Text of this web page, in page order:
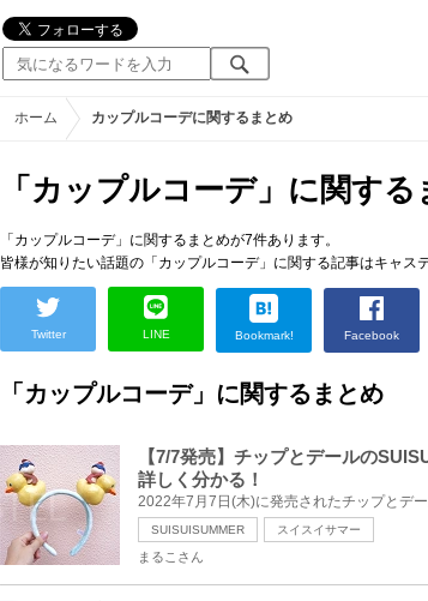
ホーム カップルコーデに関するまとめ
「カップルコーデ」に関する
「カップルコーデ」に関するまとめが7件あります。
皆様が知りたい話題の「カップルコーデ」に関する記事はキャス
Twitter LINE Bookmark! Facebook
「カップルコーデ」に関するまとめ
【7/7発売】チップとデールの
詳しく分かる！
SUISUISUMMER スイスイサマー
まるこさん